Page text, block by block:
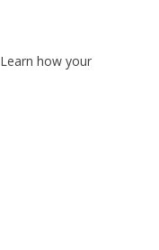
Learn how your